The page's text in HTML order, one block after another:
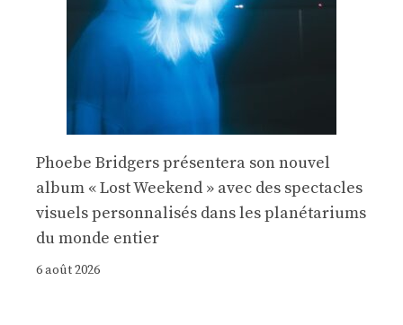
Phoebe Bridgers présentera son nouvel
album « Lost Weekend » avec des spectacles
visuels personnalisés dans les planétariums
du monde entier
6 août 2026